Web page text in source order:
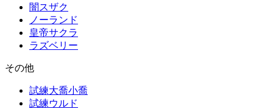
闇スザク
ノーランド
皇帝サクラ
ラズベリー
その他
試練大喬小喬
試練ウルド